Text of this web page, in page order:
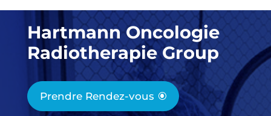
Hartmann Oncologie
Radiotherapie Group
Prendre Rendez-vous